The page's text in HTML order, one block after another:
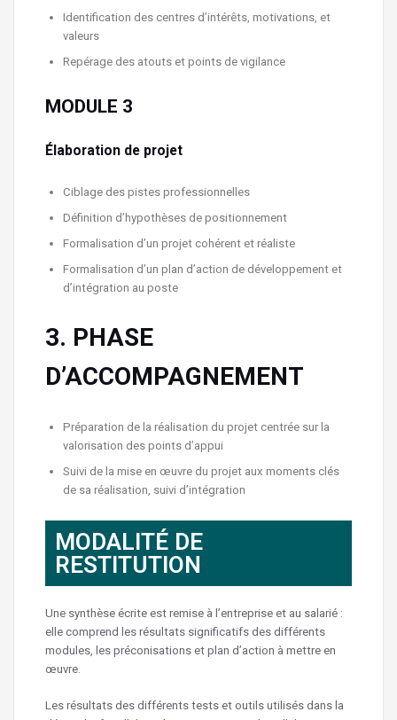
Identification des centres d’intérêts, motivations, et
valeurs
Repérage des atouts et points de vigilance
MODULE 3
É laboration de projet
Ciblage des pistes professionnelles
Définition d’hypothèses de positionnement
Formalisation d’un projet cohérent et réaliste
Formalisation d’un plan d’action de développement et
d’intégration au poste
3. PHASE
D’ACCOMPAGNEMENT
Préparation de la réalisation du projet centrée sur la
valorisation des points d’appui
Suivi de la mise en œuvre du projet aux moments clés
de sa réalisation, suivi d’intégration
MODALITÉ DE
RESTITUTION
Une synthèse écrite est remise à l’entreprise et au salarié :
elle comprend les résultats significatifs des différents
modules, les préconisations et plan d’action à mettre en
œuvre.
Les résultats des différents tests et outils utilisés dans la